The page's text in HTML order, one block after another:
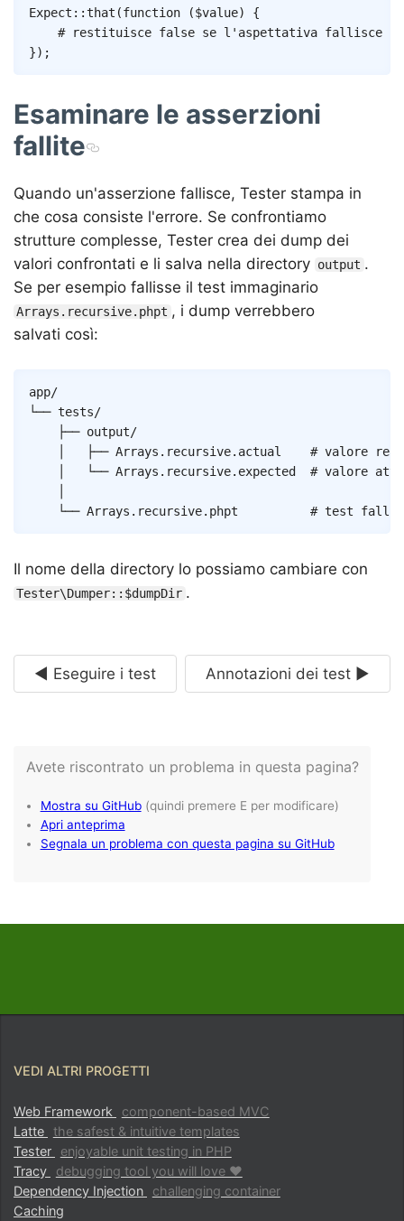
Expect ::that (function ($value)
{
# restituisce false se l'aspettativa fallisce
}) ;
Esaminare le asserzioni
fallite
Quando un'asserzione fallisce, Tester stampa in
che cosa consiste l'errore. Se confrontiamo
strutture complesse, Tester crea dei dump dei
valori confrontati e li salva nella directory output .
Se per esempio fallisse il test immaginario
Arrays.recursive.phpt , i dump verrebbero
salvati così:
app/
└── tests/
Il nome della directory lo possiamo cambiare con
Tester\Dumper::$dumpDir .
◄ Eseguire i test Annotazioni dei test ►
VEDI ALTRI PROGETTI
Web Framework
component-based MVC
Latte the safest & intuitive templates
Tester
enjoyable unit testing in PHP
Tracy
debugging tool you will love ♥
Dependency Injection
challenging container
Caching